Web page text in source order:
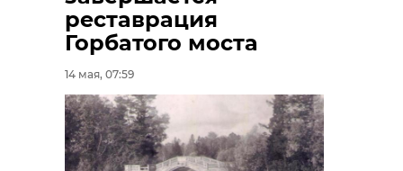
реставрация
Горбатого моста
14 мая, 07:59